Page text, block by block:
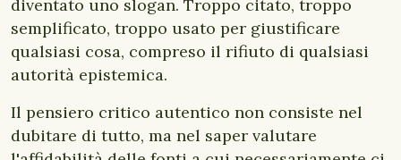
diventato uno slogan. Troppo citato, troppo
semplificato, troppo usato per giustificare
qualsiasi cosa, compreso il rifiuto di qualsiasi
autorità epistemica.
Il pensiero critico autentico non consiste nel
dubitare di tutto, ma nel saper valutare